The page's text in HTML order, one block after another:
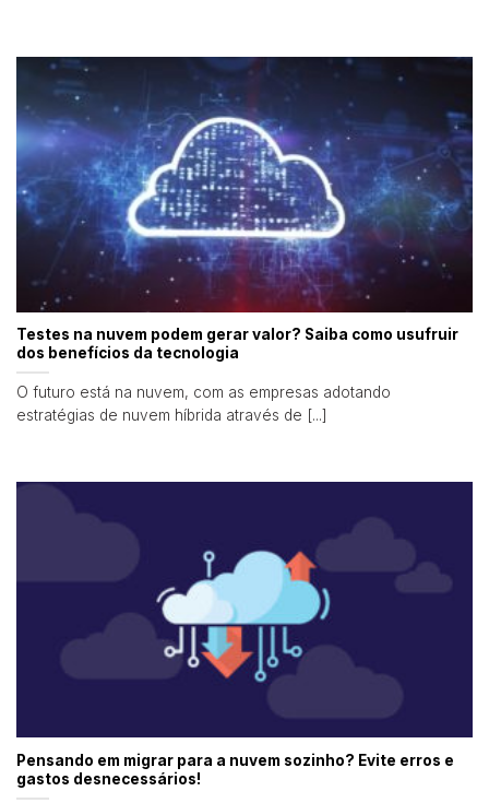
Testes na nuvem podem gerar valor? Saiba como usufruir
dos benefícios da tecnologia
O futuro está na nuvem, com as empresas adotando
estratégias de nuvem híbrida através de [...]
Pensando em migrar para a nuvem sozinho? Evite erros e
gastos desnecessários!